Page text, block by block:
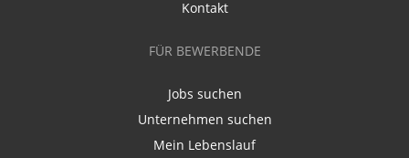
Kontakt
FÜR BEWERBENDE
Jobs suchen
Unternehmen suchen
Mein Lebenslauf